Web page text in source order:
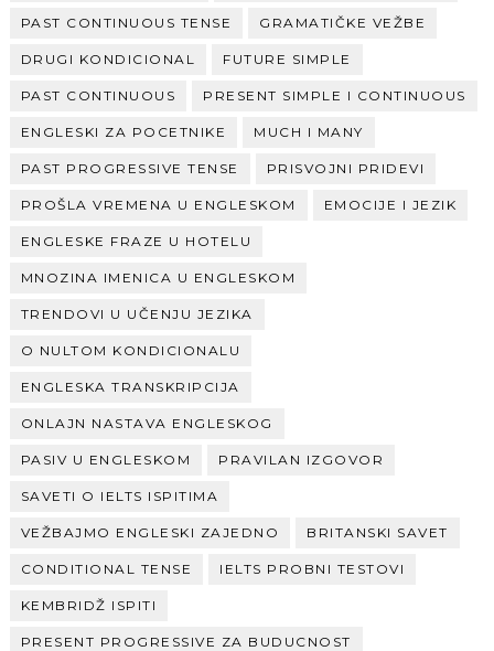
PAST CONTINUOUS TENSE GRAMATIČKE VEŽBE
DRUGI KONDICIONAL FUTURE SIMPLE
PAST CONTINUOUS PRESENT SIMPLE I CONTINUOUS
ENGLESKI ZA POCETNIKE MUCH I MANY
PAST PROGRESSIVE TENSE PRISVOJNI PRIDEVI
PROŠLA VREMENA U ENGLESKOM EMOCIJE I JEZIK
ENGLESKE FRAZE U HOTELU
MNOZINA IMENICA U ENGLESKOM
TRENDOVI U UČENJU JEZIKA
O NULTOM KONDICIONALU
ENGLESKA TRANSKRIPCIJA
ONLAJN NASTAVA ENGLESKOG
PASIV U ENGLESKOM PRAVILAN IZGOVOR
SAVETI O IELTS ISPITIMA
VEŽBAJMO ENGLESKI ZAJEDNO BRITANSKI SAVET
CONDITIONAL TENSE IELTS PROBNI TESTOVI
KEMBRIDŽ ISPITI
PRESENT PROGRESSIVE ZA BUDUCNOST